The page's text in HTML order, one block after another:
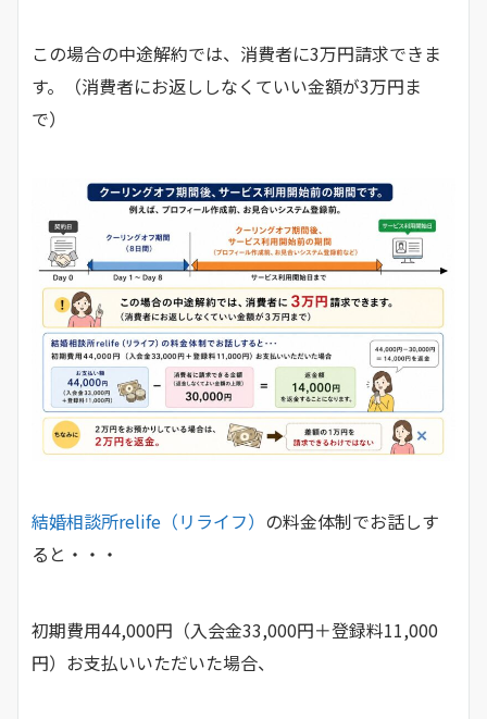
この場合の中途解約では、消費者に3万円請求できま
す。（消費者にお返ししなくていい金額が3万円ま
で）
結婚相談所relife（リライフ） の料金体制でお話しす
ると・・・
初期費用44,000円（入会金33,000円＋登録料11,000
円）お支払いいただいた場合、